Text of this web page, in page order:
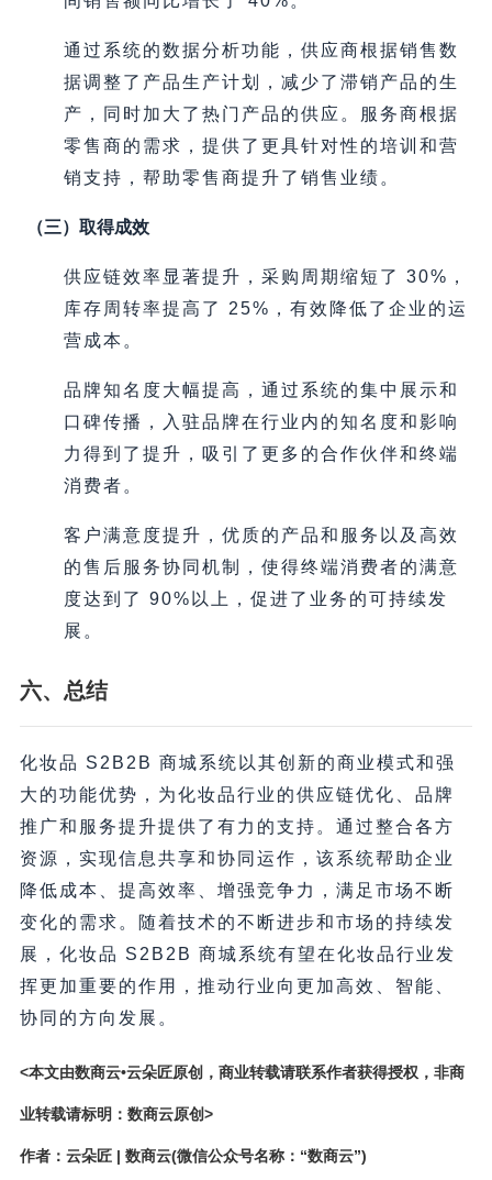
通过系统的数据分析功能，供应商根据销售数
据调整了产品生产计划，减少了滞销产品的生
产，同时加大了热门产品的供应。服务商根据
零售商的需求，提供了更具针对性的培训和营
销支持，帮助零售商提升了销售业绩。
（三）取得成效
供应链效率显著提升，采购周期缩短了 30%，
库存周转率提高了 25%，有效降低了企业的运
营成本。
品牌知名度大幅提高，通过系统的集中展示和
口碑传播，入驻品牌在行业内的知名度和影响
力得到了提升，吸引了更多的合作伙伴和终端
消费者。
客户满意度提升，优质的产品和服务以及高效
的售后服务协同机制，使得终端消费者的满意
度达到了 90%以上，促进了业务的可持续发
展。
六、总结
化妆品 S2B2B 商城系统以其创新的商业模式和强
大的功能优势，为化妆品行业的供应链优化、品牌
推广和服务提升提供了有力的支持。通过整合各方
资源，实现信息共享和协同运作，该系统帮助企业
降低成本、提高效率、增强竞争力，满足市场不断
变化的需求。随着技术的不断进步和市场的持续发
展，化妆品 S2B2B 商城系统有望在化妆品行业发
挥更加重要的作用，推动行业向更加高效、智能、
协同的方向发展。
<本文由数商云•云朵匠原创，商业转载请联系作者获得授权，非商
业转载请标明：数商云原创>
作者：云朵匠 | 数商云(微信公众号名称：“数商云”)